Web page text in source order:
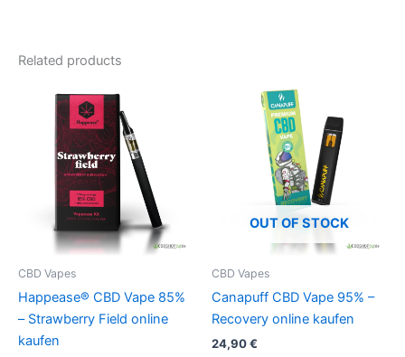
Related products
CBD Vapes
Happease® CBD Vape 85%
– Strawberry Field online
kaufen
OUT OF STOCK
CBD Vapes
Canapuff CBD Vape 95% –
Recovery online kaufen
24,90€